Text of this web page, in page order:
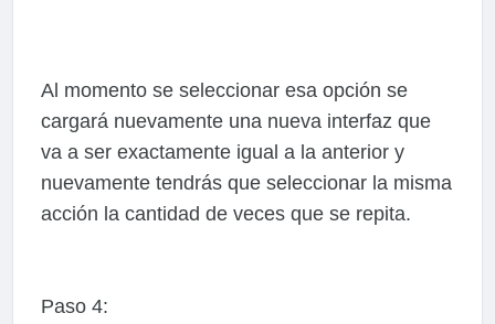
Al momento se seleccionar esa opción se
cargará nuevamente una nueva interfaz que
va a ser exactamente igual a la anterior y
nuevamente tendrás que seleccionar la misma
acción la cantidad de veces que se repita.
Paso 4: